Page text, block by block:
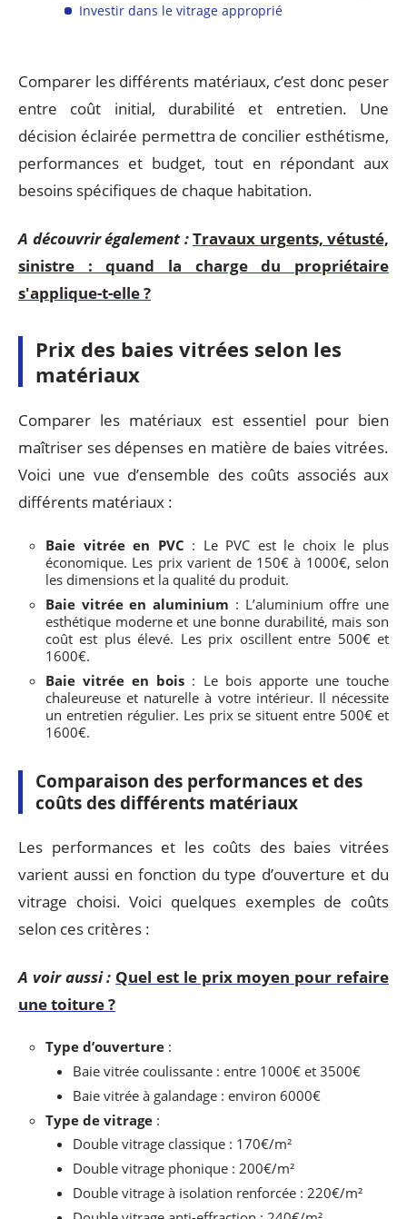
Investir dans le vitrage approprié
Comparer les différents matériaux, c’est donc peser
entre coût initial, durabilité et entretien. Une
décision éclairée permettra de concilier esthétisme,
performances et budget, tout en répondant aux
besoins spécifiques de chaque habitation.
A découvrir également :Travaux urgents, vétusté,
sinistre : quand la charge du propriétaire
s'applique-t-elle ?
Prix des baies vitrées selon les
matériaux
Comparer les matériaux est essentiel pour bien
maîtriser ses dépenses en matière de baies vitrées.
Voici une vue d’ensemble des coûts associés aux
différents matériaux :
Baie vitrée en PVC : Le PVC est le choix le plus
économique. Les prix varient de 150€ à 1000€, selon
les dimensions et la qualité du produit.
Baie vitrée en aluminium : L’aluminium offre une
esthétique moderne et une bonne durabilité, mais son
coût est plus élevé. Les prix oscillent entre 500€ et
1600€.
Baie vitrée en bois : Le bois apporte une touche
chaleureuse et naturelle à votre intérieur. Il nécessite
un entretien régulier. Les prix se situent entre 500€ et
1600€.
Comparaison des performances et des
coûts des différents matériaux
Les performances et les coûts des baies vitrées
varient aussi en fonction du type d’ouverture et du
vitrage choisi. Voici quelques exemples de coûts
selon ces critères :
A voir aussi : Quel est le prix moyen pour refaire
une toiture ?
Type d’ouverture :
Baie vitrée coulissante : entre 1000€ et 3500€
Baie vitrée à galandage : environ 6000€
Type de vitrage :
Double vitrage classique : 170€/m²
Double vitrage phonique : 200€/m²
Double vitrage à isolation renforcée : 220€/m²